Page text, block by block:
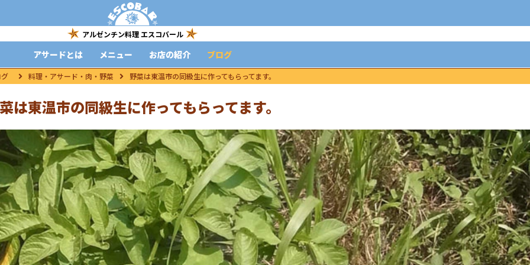
アルゼンチン料理 エスコバール
アサードとは メニュー お店の紹介 ブログ
料理・アサード・肉・野菜 野菜は東温市の同級生に作ってもらってます。
は東温市の同級生に作ってもらってます。